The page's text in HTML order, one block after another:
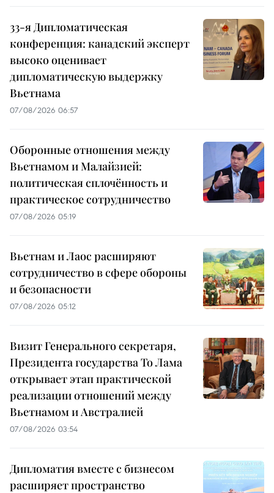
33-я Дипломатическая
конференция: канадский эксперт
высоко оценивает
дипломатическую выдержку
Вьетнама
07/08/2026 06:57
Оборонные отношения между
Вьетнамом и Малайзией:
политическая сплочённость и
практическое сотрудничество
07/08/2026 05:19
Вьетнам и Лаос расширяют
сотрудничество в сфере обороны
и безопасности
07/08/2026 05:12
Визит Генерального секретаря,
Президента государства То Лама
открывает этап практической
реализации отношений между
Вьетнамом и Австралией
07/08/2026 03:54
Дипломатия вместе с бизнесом
расширяет пространство